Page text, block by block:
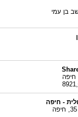
- חיפה